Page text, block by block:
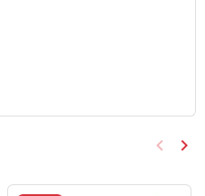
keyboard_arrow_left keyboard_arrow_right